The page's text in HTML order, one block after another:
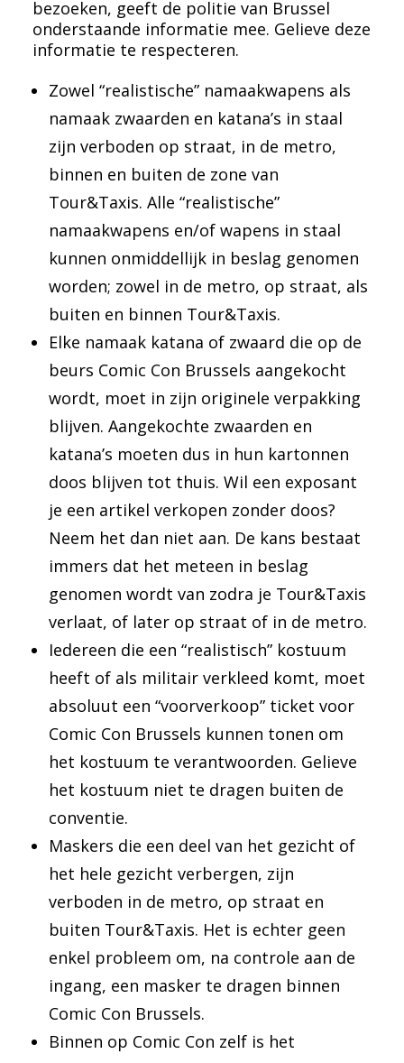
bezoeken, geeft de politie van Brussel
onderstaande informatie mee. Gelieve deze
informatie te respecteren.
Zowel “realistische” namaakwapens als
namaak zwaarden en katana’s in staal
zijn verboden op straat, in de metro,
binnen en buiten de zone van
Tour&Taxis. Alle “realistische”
namaakwapens en/of wapens in staal
kunnen onmiddellijk in beslag genomen
worden; zowel in de metro, op straat, als
buiten en binnen Tour&Taxis.
Elke namaak katana of zwaard die op de
beurs Comic Con Brussels aangekocht
wordt, moet in zijn originele verpakking
blijven. Aangekochte zwaarden en
katana’s moeten dus in hun kartonnen
doos blijven tot thuis. Wil een exposant
je een artikel verkopen zonder doos?
Neem het dan niet aan. De kans bestaat
immers dat het meteen in beslag
genomen wordt van zodra je Tour&Taxis
verlaat, of later op straat of in de metro.
Iedereen die een “realistisch” kostuum
heeft of als militair verkleed komt, moet
absoluut een “voorverkoop” ticket voor
Comic Con Brussels kunnen tonen om
het kostuum te verantwoorden. Gelieve
het kostuum niet te dragen buiten de
conventie.
Maskers die een deel van het gezicht of
het hele gezicht verbergen, zijn
verboden in de metro, op straat en
buiten Tour&Taxis. Het is echter geen
enkel probleem om, na controle aan de
ingang, een masker te dragen binnen
Comic Con Brussels.
Binnen op Comic Con zelf is het